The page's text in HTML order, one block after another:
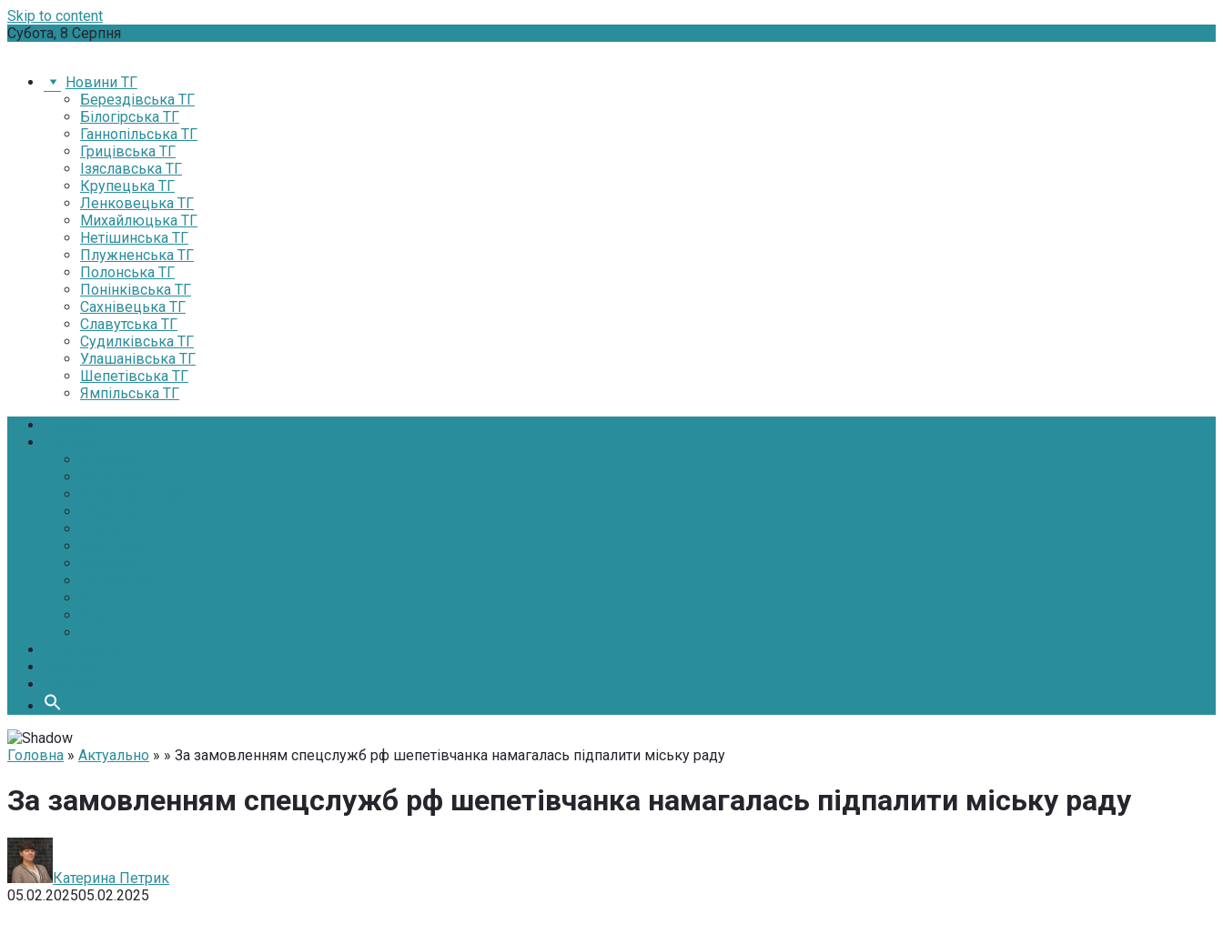
Skip to content
Субота, 8 Серпня
Новини ТГ
Берездівська ТГ
Білогірська ТГ
Ганнопільська ТГ
Грицівська ТГ
Ізяславська ТГ
Крупецька ТГ
Ленковецька ТГ
Михайлюцька ТГ
Нетішинська ТГ
Плужненська ТГ
Полонська ТГ
Понінківська ТГ
Сахнівецька ТГ
Славутська ТГ
Судилківська ТГ
Улашанівська ТГ
Шепетівська ТГ
Ямпільська ТГ
Головна » Актуально » » За замовленням спецслужб рф шепетівчанка намагалась підпалити міську раду
За замовленням спецслужб рф шепетівчанка намагалась підпалити міську раду
Катерина Петрик
05.02.202505.02.2025